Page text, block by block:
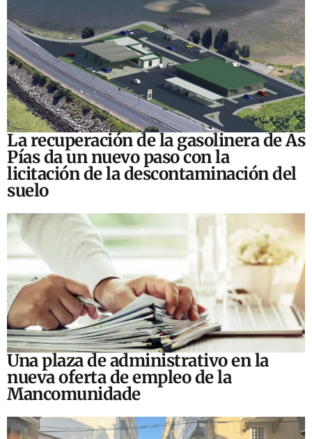
La recuperación de la gasolinera de As
Pías da un nuevo paso con la
licitación de la descontaminación del
suelo
Una plaza de administrativo en la
nueva oferta de empleo de la
Mancomunidade